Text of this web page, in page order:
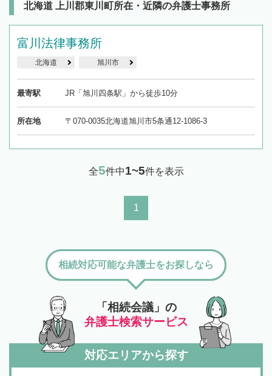
北海道 上川郡東川町所在・近隣の弁護士事務所
富川法律事務所
北海道 旭川市
最寄駅 JR「旭川四条駅」から徒歩10分
所在地 〒070-0035北海道旭川市5条通12-1086-3
全5件中1~5件を表示
1
「相続会議」の
弁護士検索サービス
相続対応可能な弁護士をお探しなら
対応エリアから探す